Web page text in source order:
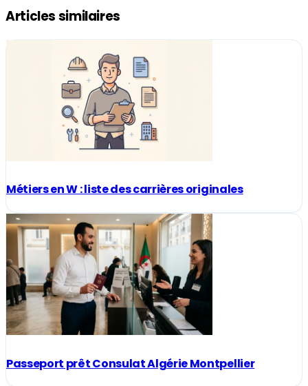
Articles similaires
Métiers en W : liste des carrières originales
Passeport prêt Consulat Algérie Montpellier